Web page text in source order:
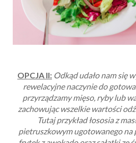
OPCJA II: Odkąd udało nam się
rewelacyjne naczynie do
przyrządzamy mięso, ryby lub
zachowując wszelkie wartości
Tutaj przykład łososia z
pietruszkowym ugotowanego na